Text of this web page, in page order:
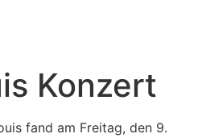
Konzert
fand am Freitag, den 9.